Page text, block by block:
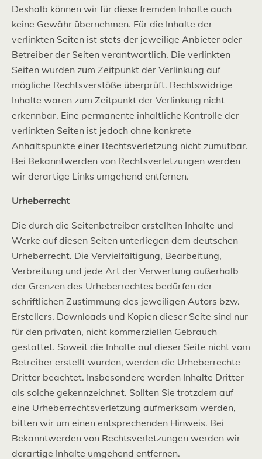
Deshalb können wir für diese fremden Inhalte auch
keine Gewähr übernehmen. Für die Inhalte der
verlinkten Seiten ist stets der jeweilige Anbieter oder
Betreiber der Seiten verantwortlich. Die verlinkten
Seiten wurden zum Zeitpunkt der Verlinkung auf
mögliche Rechtsverstöße überprüft. Rechtswidrige
Inhalte waren zum Zeitpunkt der Verlinkung nicht
erkennbar. Eine permanente inhaltliche Kontrolle der
verlinkten Seiten ist jedoch ohne konkrete
Anhaltspunkte einer Rechtsverletzung nicht zumutbar.
Bei Bekanntwerden von Rechtsverletzungen werden
wir derartige Links umgehend entfernen.
Urheberrecht
Die durch die Seitenbetreiber erstellten Inhalte und
Werke auf diesen Seiten unterliegen dem deutschen
Urheberrecht. Die Vervielfältigung, Bearbeitung,
Verbreitung und jede Art der Verwertung außerhalb
der Grenzen des Urheberrechtes bedürfen der
schriftlichen Zustimmung des jeweiligen Autors bzw.
Erstellers. Downloads und Kopien dieser Seite sind nur
für den privaten, nicht kommerziellen Gebrauch
gestattet. Soweit die Inhalte auf dieser Seite nicht vom
Betreiber erstellt wurden, werden die Urheberrechte
Dritter beachtet. Insbesondere werden Inhalte Dritter
als solche gekennzeichnet. Sollten Sie trotzdem auf
eine Urheberrechtsverletzung aufmerksam werden,
bitten wir um einen entsprechenden Hinweis. Bei
Bekanntwerden von Rechtsverletzungen werden wir
derartige Inhalte umgehend entfernen.